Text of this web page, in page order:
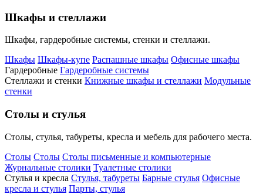
Шкафы и стеллажи
Шкафы, гардеробные системы, стенки и стеллажи.
Шкафы Шкафы-купе Распашные шкафы Офисные шкафы
Гардеробные Гардеробные системы
Стеллажи и стенки Книжные шкафы и стеллажи Модульные
стенки
Столы и стулья
Столы, стулья, табуреты, кресла и мебель для рабочего места.
Столы Столы Столы письменные и компьютерные
Журнальные столики Туалетные столики
Стулья и кресла Стулья, табуреты Барные стулья Офисные
кресла и стулья Парты, стулья